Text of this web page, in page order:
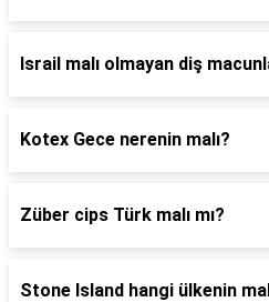
Israil malı olmayan diş
Kotex Gece nerenin malı?
Züber cips Türk malı mı?
Stone Island hangi ülkenin